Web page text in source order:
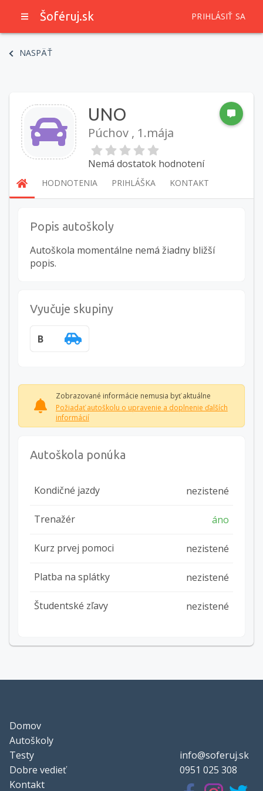
Šoféruj.sk PRIHLÁSIŤ SA
NASPÄŤ
UNO
Púchov , 1.mája
Nemá dostatok hodnotení
HODNOTENIA PRIHLÁŠKA KONTAKT
Popis autoškoly
Autoškola momentálne nemá žiadny bližší
popis.
Autoškola ponúka
Kondičné jazdy nezistené
Trenažér áno
Kurz prvej pomoci nezistené
Platba na splátky nezistené
Študentské zľavy nezistené
Zobrazované informácie nemusia byť aktuálne
Požiadať autoškolu o upravenie a doplnenie ďalších
informácií
Vyučuje skupiny
B
Domov
Autoškoly
Testy
Dobre vedieť
Kontakt
info@soferuj.sk
0951 025 308